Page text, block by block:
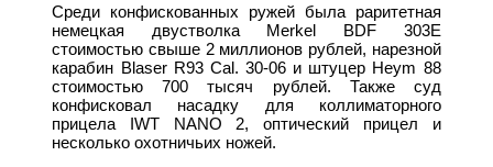
Среди конфискованных ружей была раритетная
немецкая двустволка Merkel BDF 303Е
стоимостью свыше 2 миллионов рублей, нарезной
карабин Blaser R93 Cal. 30-06 и штуцер Heym 88
стоимостью 700 тысяч рублей. Также суд
конфисковал насадку для коллиматорного
прицела IWT NANO 2, оптический прицел и
несколько охотничьих ножей.